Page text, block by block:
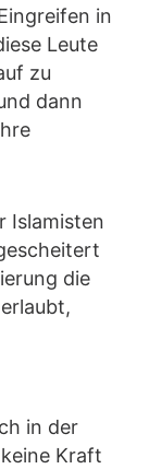
in
Leute
zu
dann
Islamisten
die
in der
Kraft